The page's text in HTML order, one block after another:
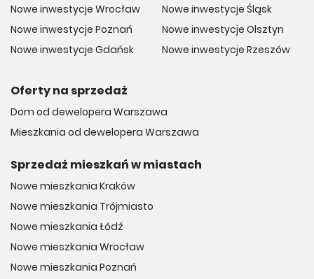
Nowe inwestycje Wrocław
Nowe inwestycje Poznań
Nowe inwestycje Gdańsk
Nowe inwestycje Śląsk
Nowe inwestycje Olsztyn
Nowe inwestycje Rzeszów
Oferty na sprzedaż
Dom od dewelopera Warszawa
Mieszkania od dewelopera Warszawa
Sprzedaż mieszkań w miastach
Nowe mieszkania Kraków
Nowe mieszkania Trójmiasto
Nowe mieszkania Łódź
Nowe mieszkania Wrocław
Nowe mieszkania Poznań